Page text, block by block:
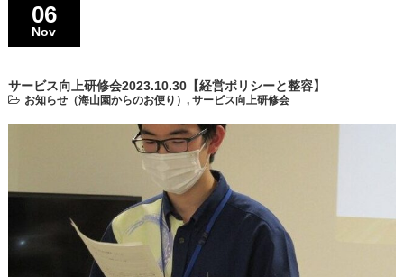
06
Nov
サービス向上研修会2023.10.30【経営ポリシーと整容】
お知らせ（海山園からのお便り） , サービス向上研修会